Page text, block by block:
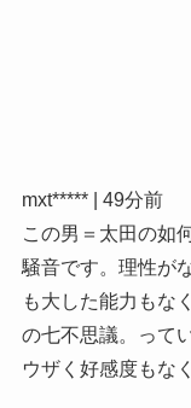
mxt***** | 49分前
この男＝太田の如
騒音です。理性が
も大した能力もな
の七不思議。って
ウザく好感度もな